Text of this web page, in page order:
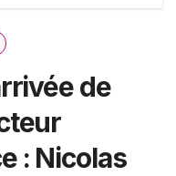
de
: Nicolas